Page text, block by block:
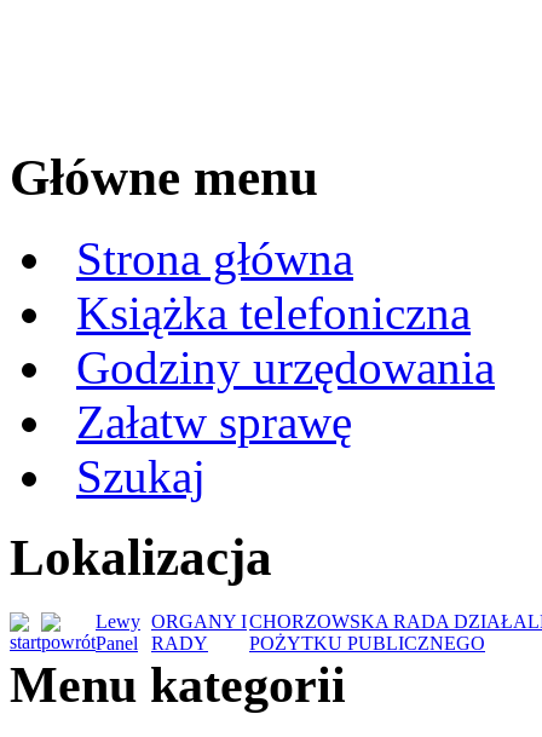
Główne menu
Strona główna
Książka telefoniczna
Godziny urzędowania
Załatw sprawę
Szukaj
Lokalizacja
Lewy
Panel
ORGANY I
RADY
CHORZOWSKA RADA
POŻYTKU PUBLICZNEGO
Menu kategorii